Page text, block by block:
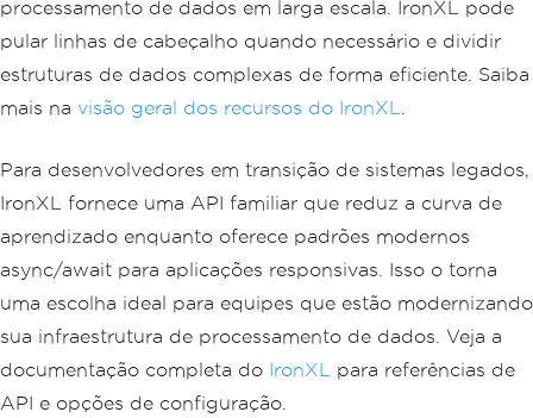
processamento de dados em larga escala. IronXL pode
pular linhas de cabeçalho quando necessário e dividir
estruturas de dados complexas de forma eficiente. Saiba
mais na visão geral dos recursos do IronXL
Para desenvolvedores em transição de sistemas legados,
IronXL fornece uma API familiar que reduz a curva de
aprendizado enquanto oferece padrões modernos
async/await para aplicações responsivas. Isso o torna
uma escolha ideal para equipes que estão modernizando
sua infraestrutura de processamento de dados. Veja a
documentação completa do IronXL
para referências de
API e opções de configuração.